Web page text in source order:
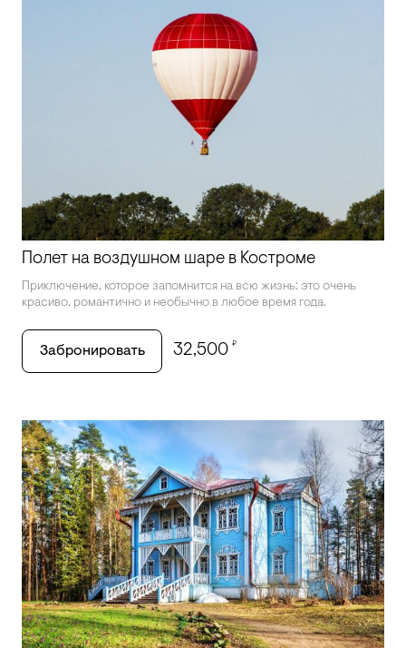
Полет на воздушном шаре в Костроме
Приключение, которое запомнится на всю жизнь: это очень
красиво, романтично и необычно в любое время года.
Забронировать 32,500 ₽